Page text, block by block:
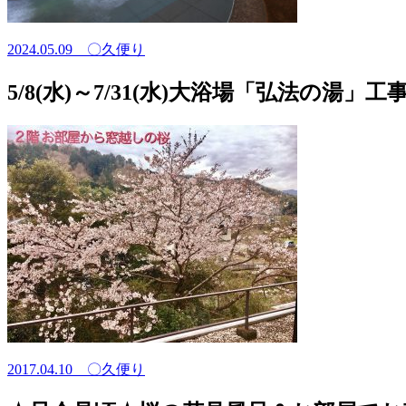
2024.05.09 〇久便り
5/8(水)～7/31(水)大浴場「弘法の湯」工
2017.04.10 〇久便り